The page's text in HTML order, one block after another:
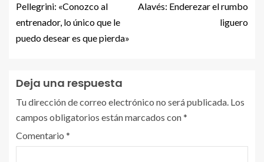
Pellegrini: «Conozco al
entrenador, lo único que le
puedo desear es que pierda»
Alavés: Enderezar el rumbo
liguero
Deja una respuesta
Tu dirección de correo electrónico no será publicada. Los
campos obligatorios están marcados con*
Comentario *